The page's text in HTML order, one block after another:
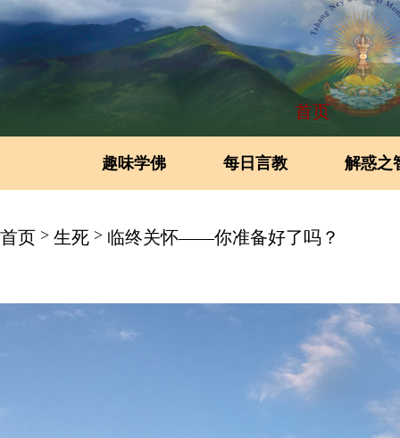
首页
趣味学佛 每日言教 解惑之
首页 > 生死 > 临终关怀——你准备好了吗？